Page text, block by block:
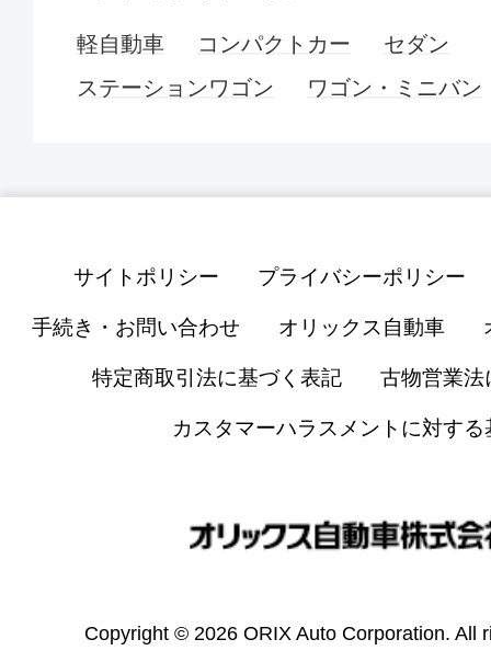
軽自動車 コンパクトカー
セダン
ステーションワゴン
ワゴン・ミニバン
サイトポリシー プライバシーポリシー
手続き・お問い合わせ オリックス自動車
特定商取引法に基づく表記 古物営業法
カスタマーハラスメントに対する
Copyright © 2026 ORIX Auto Corporation. All